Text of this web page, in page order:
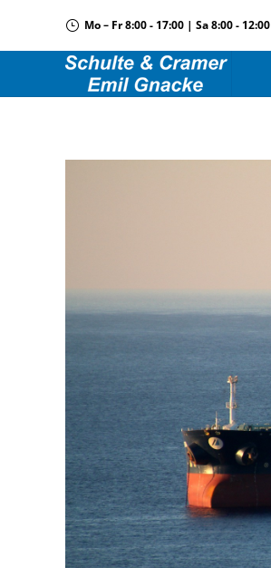
Mo – Fr 8:00 - 17:00 | Sa 8:00 - 12:00